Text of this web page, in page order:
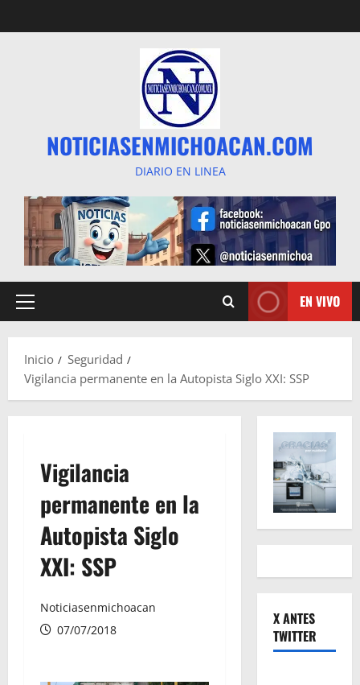
al
NOTICIASENMICHOACAN.COM
DIARIO EN LINEA
Menú
EN VIVO
Inicio
Seguridad
Vigilancia permanente en la Autopista Siglo XXI: SSP
Vigilancia
permanente en la
Autopista Siglo
XXI: SSP
Noticiasenmichoacan
07/07/2018
X ANTES
TWITTER